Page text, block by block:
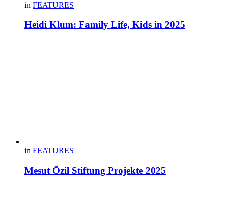
in FEATURES
Heidi Klum: Family Life, Kids in 2025
in FEATURES
Mesut Özil Stiftung Projekte 2025